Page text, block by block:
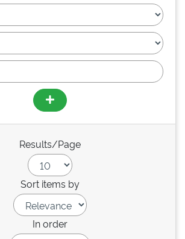
Results/Page
Sort items by
In order